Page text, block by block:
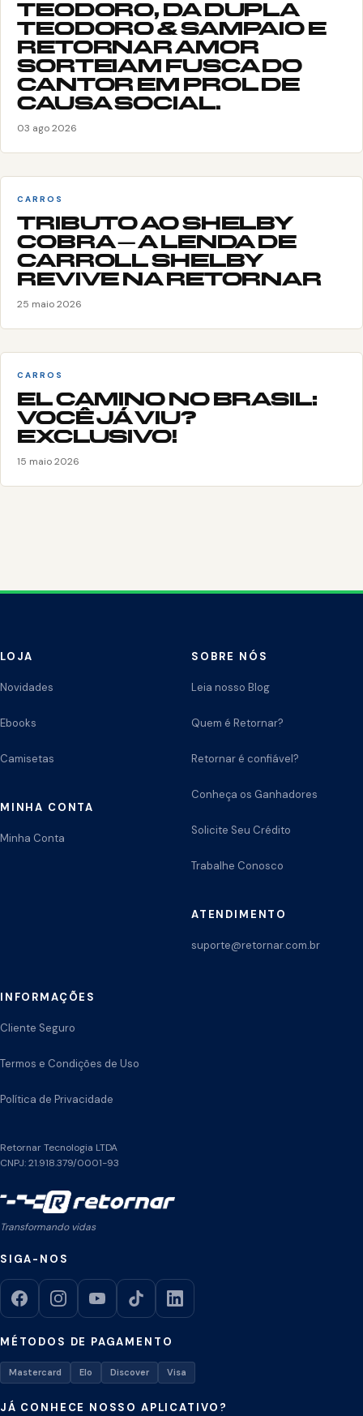
TEODORO, DA DUPLA
TEODORO & SAMPAIO E
RETORNAR AMOR
SORTEIAM FUSCA DO
CANTOR EM PROL DE
CAUSA SOCIAL.
03 ago 2026
CARROS
TRIBUTO AO SHELBY
COBRA – A LENDA DE
CARROLL SHELBY
REVIVE NA RETORNAR
25 maio 2026
CARROS
EL CAMINO NO BRASIL:
VOCÊ JÁ VIU?
EXCLUSIVO!
15 maio 2026
LOJA
Novidades
Ebooks
Camisetas
MINHA CONTA
Minha Conta
SOBRE NÓS
Leia nosso Blog
Quem é Retornar?
Retornar é confiável?
Conheça os Ganhadores
Solicite Seu Crédito
Trabalhe Conosco
ATENDIMENTO
suporte@retornar.com.br
INFORMAÇÕES
Cliente Seguro
Termos e Condições de Uso
Política de Privacidade
Retornar Tecnologia LTDA
CNPJ: 21.918.379/0001-93
Transformando vidas
SIGA-NOS
MÉTODOS DE PAGAMENTO
Mastercard Elo Discover Visa
JÁ CONHECE NOSSO APLICATIVO?